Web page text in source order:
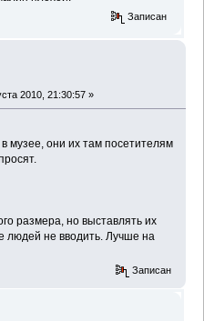
Записан
2010, 21:30:57 »
музее, они их там посетителям
размера, но выставлять их
людей не вводить. Лучше на
Записан